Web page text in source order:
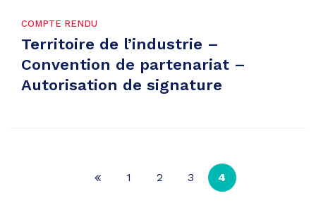
COMPTE RENDU
Territoire de l’industrie –
Convention de partenariat –
Autorisation de signature
Page
1 2 3 4